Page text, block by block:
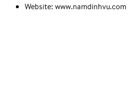
Website: www.namdinhvu.com